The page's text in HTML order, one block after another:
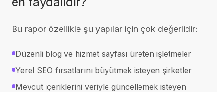
Bu rapor özellikle şu yapılar için çok değerlidir:
Düzenli blog ve hizmet sayfası üreten işletmeler
Yerel SEO fırsatlarını büyütmek isteyen şirketler
Mevcut içeriklerini veriyle güncellemek isteyen